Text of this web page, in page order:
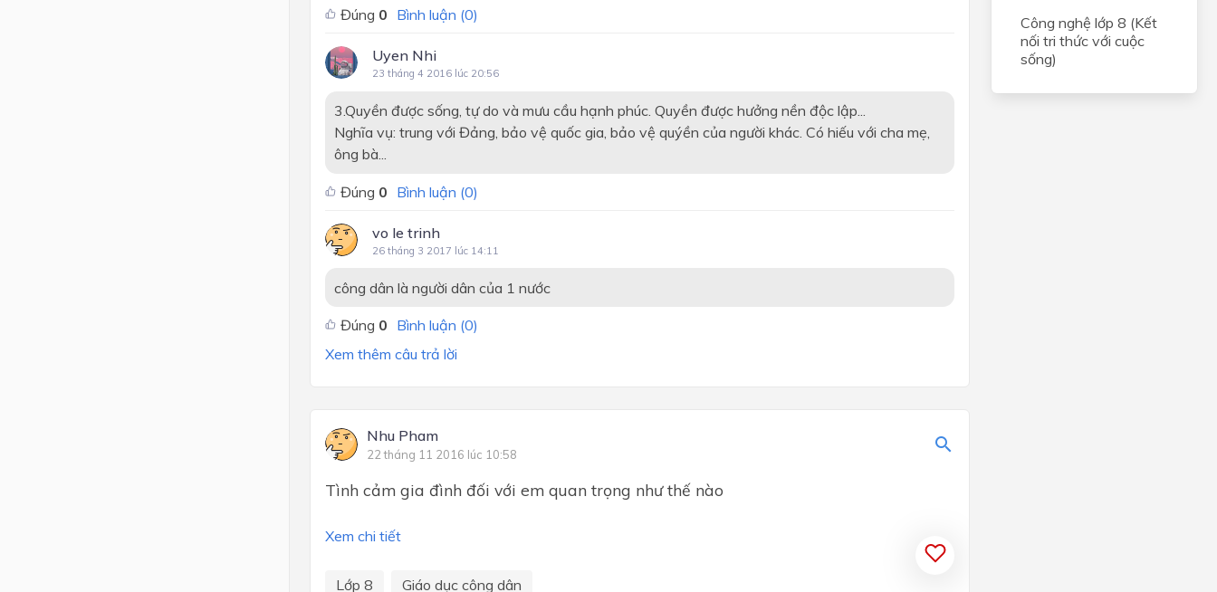
Đúng 0 Bình luận (0)
Uyen Nhi
23 tháng 4 2016 lúc 20:56
3.Quyền được sống, tự do và mưu cầu hạnh phúc. Quyền được hưởng nền độc lập...
Nghĩa vụ: trung với Đảng, bảo vệ quốc gia, bảo vệ quýền của người khác. Có hiếu với cha mẹ,
ông bà...
Đúng 0 Bình luận (0)
vo le trinh
26 tháng 3 2017 lúc 14:11
công dân là người dân của 1 nước
Đúng 0 Bình luận (0)
Xem thêm câu trả lời
Nhu Pham
22 tháng 11 2016 lúc 10:58
Tình cảm gia đình đối với em quan trọng như thế nào
Xem chi tiết
Lớp 8
Giáo dục công dân
Công nghệ lớp 8 (Kết
nối tri thức với cuộc
sống)